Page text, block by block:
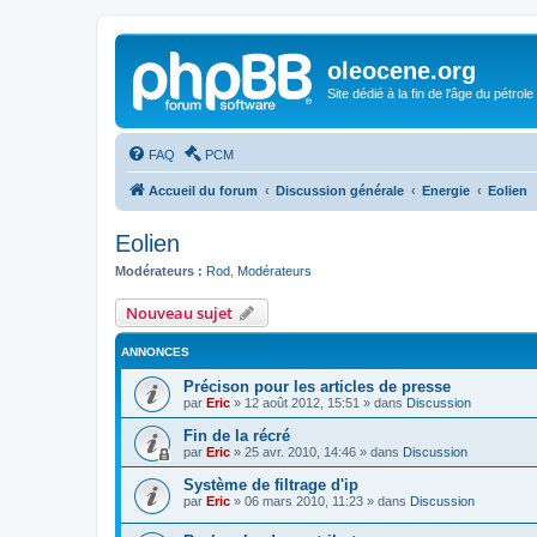
oleocene.org
Site dédié à la fin de l'âge du pétrole
FAQ PCM
Accueil du forum Discussion générale Energie Eolien
Eolien
Modérateurs : Rod Modérateurs
Nouveau sujet
ANNONCES
Précison pour les articles de presse
par Eric » 12 août 2012, 15:51 » dans Discussion
Fin de la récré
par Eric » 25 avr. 2010, 14:46 » dans Discussion
Système de filtrage d'ip
par Eric » 06 mars 2010, 11:23 » dans Discussion